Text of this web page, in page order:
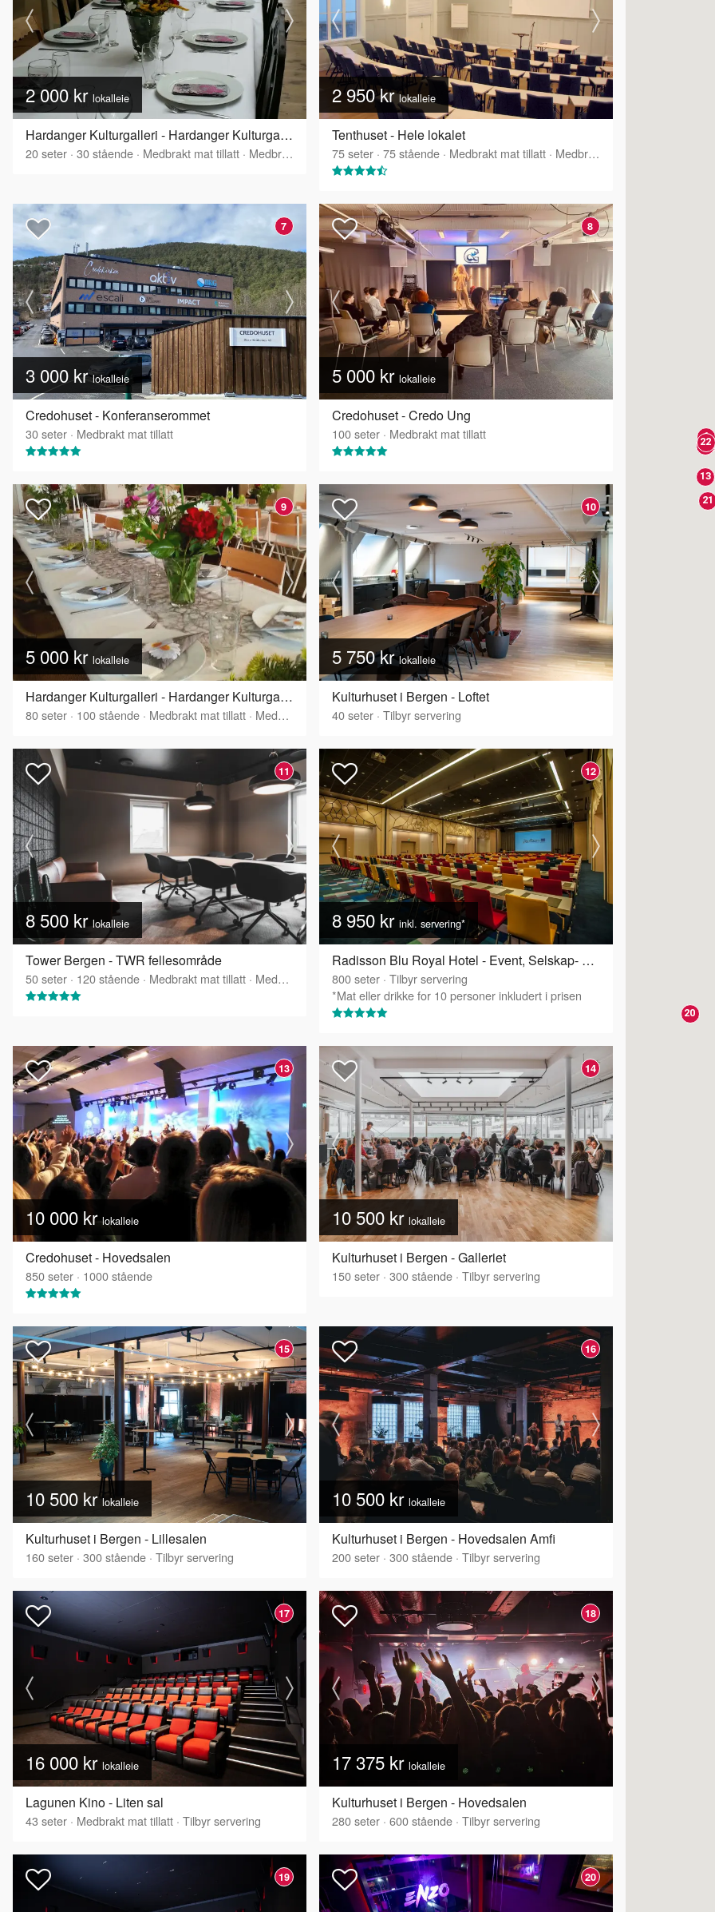
2 000 kr lokalleie
Hardanger Kulturgalleri - Hardanger Kulturgalleri - Øvre del
20seter · 30stående · Medbrakt mat tillatt · Medbrakt drikke tillatt
2 950 krlokalleie
Tenthuset - Hele lokalet
75seter · 75stående · Medbrakt mat tillatt · Medbrakt drikke tillatt
7
3 000 krlokalleie
Credohuset - Konferanserommet
30seter · Medbrakt mat tillatt
8
5 000 kr lokalleie
Credohuset - Credo Ung
100seter · Medbrakt mat tillatt
9
5 000 kr lokalleie
Hardanger Kulturgalleri - Hardanger Kulturgalleri
80seter · 100stående · Medbrakt mat tillatt · Medbrakt drikke tillatt
10
5 750 krlokalleie
Kulturhuset i Bergen - Loftet
40seter · Tilbyr servering
11
8 500 kr lokalleie
Tower Bergen - TWR fellesområde
50seter · 120stående · Medbrakt mat tillatt · Medbrakt drikke tillatt
12
8 950 kr inkl. servering*
Radisson Blu Royal Hotel - Event, Selskap- og bankettlokaler
800seter · Tilbyr servering
*Mat eller drikke for 10 personer inkludert i prisen
13
10 000 krlokalleie
Credohuset - Hovedsalen
850seter · 1000stående
14
10 500 kr lokalleie
Kulturhuset i Bergen - Galleriet
150seter · 300stående · Tilbyr servering
15
10 500 krlokalleie
Kulturhuset i Bergen - Lillesalen
160seter · 300stående · Tilbyr servering
16
10 500 kr lokalleie
Kulturhuset i Bergen - Hovedsalen Amfi
200seter · 300stående · Tilbyr servering
17
16 000 kr lokalleie
Lagunen Kino - Liten sal
43 seter · Medbrakt mat tillatt · Tilbyr servering
18
17 375 kr lokalleie
Kulturhuset i Bergen - Hovedsalen
280seter · 600stående · Tilbyr servering
19 20
1
2
34
6
7
8
10
11
12
13
14
15
16
17
18
19
20
21
22